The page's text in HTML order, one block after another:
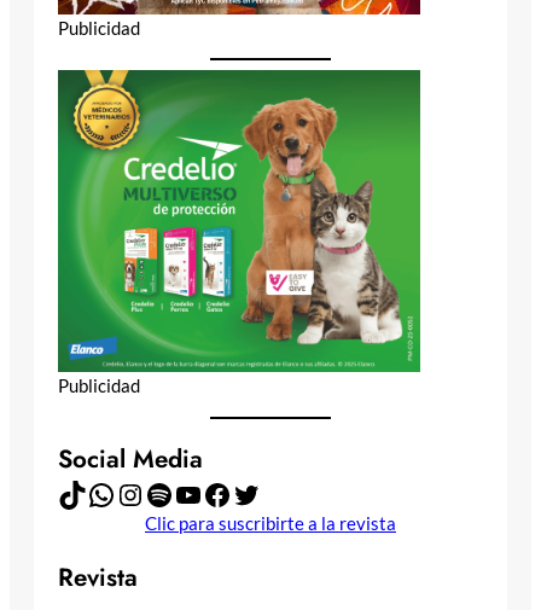
Publicidad
Publicidad
Social Media
TikTok WhatsApp Instagram Spotify YouTube Facebook Twitter
Clic para suscribirte a la revista
Revista